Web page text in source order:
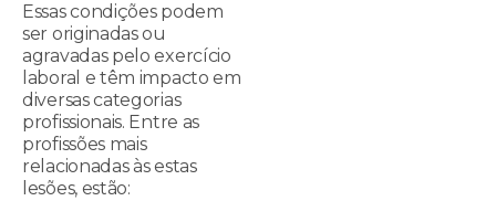
Essas condições podem
ser originadas ou
agravadas pelo exercício
laboral e têm impacto em
diversas categorias
profissionais. Entre as
profissões mais
relacionadas às estas
lesões, estão: